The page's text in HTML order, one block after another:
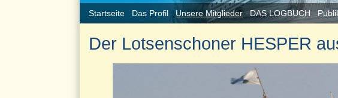
Startseite Das Profil Unsere Mitglieder DAS LOGBUCH
Der Lotsenschoner HESPER